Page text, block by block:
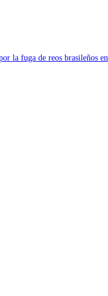
la fuga de reos brasileños en